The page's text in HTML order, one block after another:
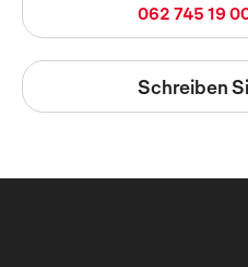
062 745 19
Schreiben